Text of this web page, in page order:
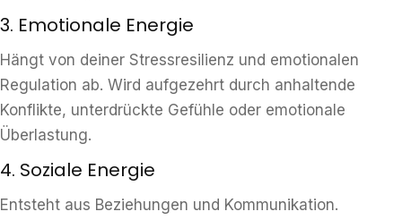
3. Emotionale Energie
Hängt von deiner Stressresilienz und emotionalen
Regulation ab. Wird aufgezehrt durch anhaltende
Konflikte, unterdrückte Gefühle oder emotionale
Überlastung.
4. Soziale Energie
Entsteht aus Beziehungen und Kommunikation.